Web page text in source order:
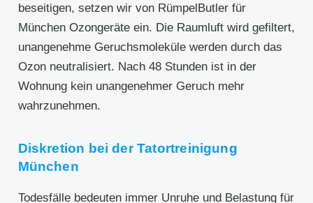
beseitigen, setzen wir von RümpelButler für
München Ozongeräte ein. Die Raumluft wird gefiltert,
unangenehme Geruchsmoleküle werden durch das
Ozon neutralisiert. Nach 48 Stunden ist in der
Wohnung kein unangenehmer Geruch mehr
wahrzunehmen.
Diskretion bei der Tatortreinigung
München
Todesfälle bedeuten immer Unruhe und Belastung für